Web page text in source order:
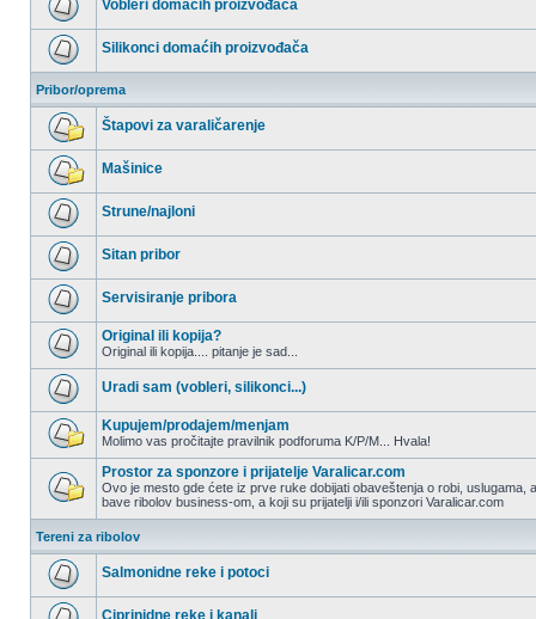
postova
Nema
nepročitanih
postova
Vobleri domaćih proizvođača
Nema
postova
Silikonci domaćih proizvođača
Pribor/oprema
Nema
nepročitanih
postova
Štapovi za varaličarenje
Nema
nepročitanih
postova
Mašinice
Nema
nepročitanih
postova
Strune/najloni
Nema
nepročitanih
postova
Sitan pribor
Nema
nepročitanih
postova
Servisiranje pribora
postova
Original ili kopija?
Original ili kopija.... pitanje je sad...
Nema
nepročitanih
postova
Uradi sam (vobleri, silikonci...)
nepročitanih
postova
Kupujem/prodajem/menjam
Molimo vas pročitajte pravilnik podforuma K/P/M... Hvala!
Nema
nepročitanih
postova
Prostor za sponzore i prijatelje Varalicar.com
Ovo je mesto gde ćete iz prve ruke dobijati obaveštenja o robi, uslugama,
bave ribolov business-om, a koji su prijatelji i/ili sponzori Varalicar.com
Tereni za ribolov
Nema
nepročitanih
Salmonidne reke i potoci
Ciprinidne reke i kanali